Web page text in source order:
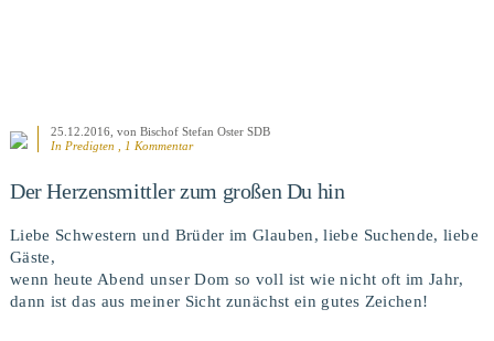
25.12.2016 , von Bischof Stefan Oster SDB
In Predigten , 1 Kommentar
Der Herzensmittler zum großen Du hin
Liebe Schwestern und Brüder im Glauben, liebe Suchende, liebe
Gäste,
wenn heute Abend unser Dom so voll ist wie nicht oft im Jahr,
dann ist das aus meiner Sicht zunächst ein gutes Zeichen!